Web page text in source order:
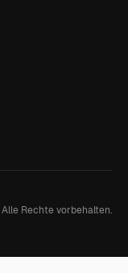
Alle Rechte vorbehalten.